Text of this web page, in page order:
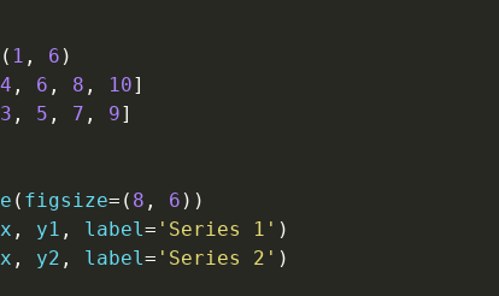
( 1 , 6 )
4 , 6 , 8 , 10]
3 , 5 , 7 , 9]
( figsize= ( 8 , 6 ) )
x , y1 , label= 'Series 1' )
x , y2 , label= 'Series 2' )